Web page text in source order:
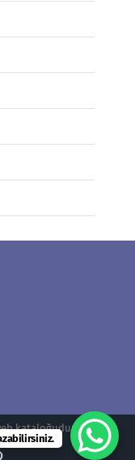
kataloğudur.